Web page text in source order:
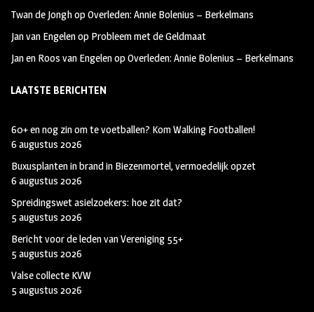
Twan de JonghopOverleden: Annie Bolenius – Berkelmans
Jan van Engelenop Probleem met de Geldmaat
Jan en Roos van EngelenopOverleden: Annie Bolenius – Berkelmans
LAATSTE BERICHTEN
60+ en nog zin om te voetballen? Kom Walking Footballen!
6 augustus 2026
Buxusplanten in brand in Biezenmortel, vermoedelijk opzet
6 augustus 2026
Spreidingswet asielzoekers: hoe zit dat?
5 augustus 2026
Bericht voor de leden van Vereniging 55+
5 augustus 2026
Valse collecte KVW
5 augustus 2026